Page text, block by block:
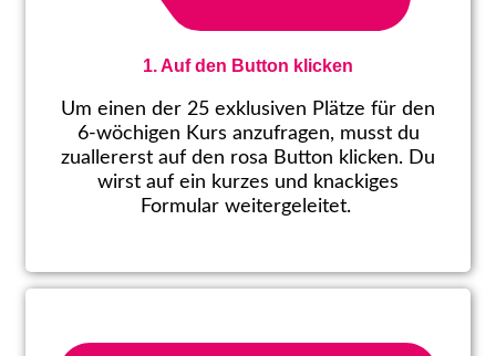
1. Auf den Button klicken
Um einen der 25 exklusiven Plätze für den
6-wöchigen Kurs anzufragen, musst du
zuallererst auf den rosa Button klicken. Du
wirst auf ein kurzes und knackiges
Formular weitergeleitet.